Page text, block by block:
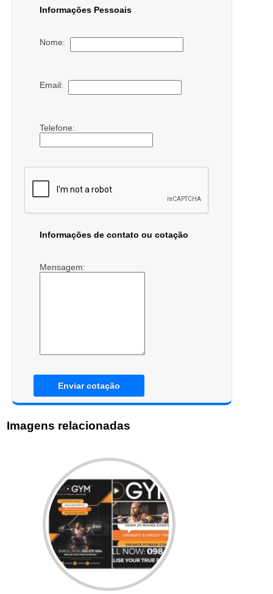
Informações Pessoais
Nome:
Email:
Telefone:
Informações de contato ou cotação
Mensagem:
Enviar cotação
Imagens relacionadas